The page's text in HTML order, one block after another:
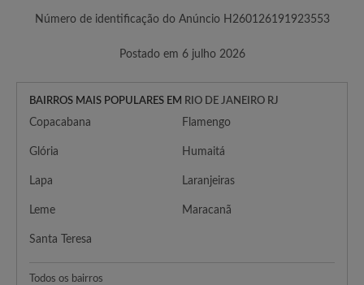
Número de identificação do Anúncio H260126191923553
Postado em 6 julho 2026
BAIRROS MAIS POPULARES EM RIO DE JANEIRO RJ
Copacabana Flamengo
Glória Humaitá
Lapa Laranjeiras
Leme Maracanã
Santa Teresa
Todos os bairros